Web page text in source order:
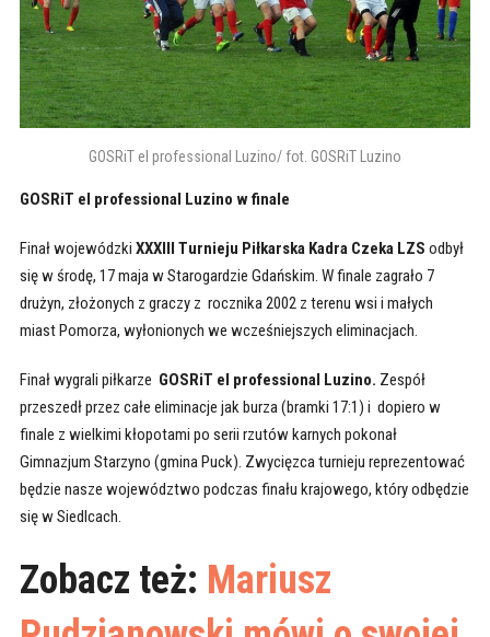
GOSRiT el professional Luzino/ fot. GOSRiT Luzino
GOSRiT el professional Luzino w finale
Finał wojewódzki XXXIII Turnieju Piłkarska Kadra Czeka LZS odbył
się w środę, 17 maja w Starogardzie Gdańskim. W finale zagrało 7
drużyn, złożonych z graczy z rocznika 2002 z terenu wsi i małych
miast Pomorza, wyłonionych we wcześniejszych eliminacjach.
Finał wygrali piłkarze GOSRiT el professional Luzino. Zespół
przeszedł przez całe eliminacje jak burza (bramki 17:1) i dopiero w
finale z wielkimi kłopotami po serii rzutów karnych pokonał
Gimnazjum Starzyno (gmina Puck). Zwycięzca turnieju reprezentować
będzie nasze województwo podczas finału krajowego, który odbędzie
się w Siedlcach.
Zobacz też: Mariusz